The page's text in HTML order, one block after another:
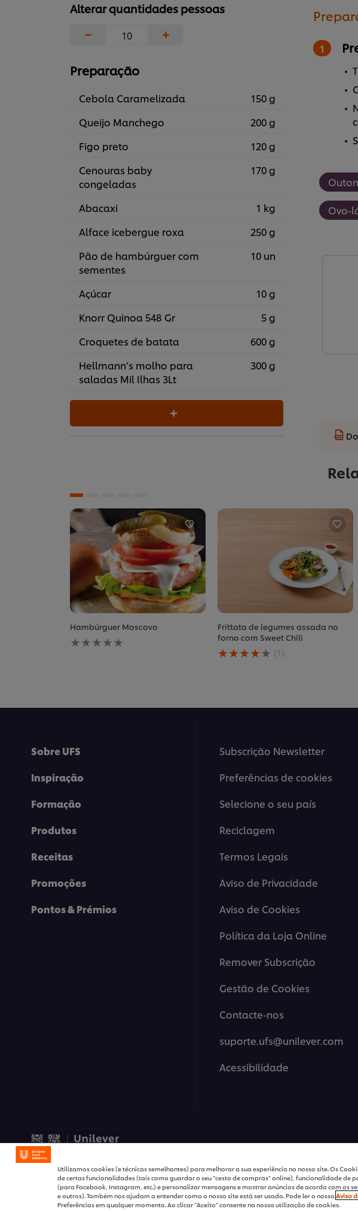
Alterar quantidades pessoas
− +
Preparação
Cebola Caramelizada
150 g
Queijo Manchego
200 g
Figo preto
120 g
Cenouras baby
congeladas
170 g
Abacaxi
1 kg
Alface icebergue roxa
250 g
Pão de hambúrguer com
sementes
10 un
Açúcar
10 g
Knorr Quinoa 548 Gr
5 g
Croquetes de batata
600 g
Hellmann’s molho para
saladas Mil Ilhas 3Lt
300 g
Ovo-
Hambúrguer Moscovo
Nenhuma
avaliação
Frittata de legumes assada no
forno com Sweet Chili
A
classificação
forno
com
Chili
4.0
de
de
classificações.
(1)
Sobre UFS
Inspiração
Formação
Produtos
Receitas
Promoções
Pontos & Prémios
Subscrição Newsletter
Preferências de cookies
Selecione o seu país
Reciclagem
Termos Legais
Aviso de Privacidade
Aviso de Cookies
Política da Loja Online
Remover Subscrição
Gestão de Cookies
Contacte-nos
suporte.ufs@unilever.com
Acessibilidade
Utilizamos cookies (e técnicas semelhantes) para melhorar a sua experiência no nosso site. Os
de certas funcionalidades (tais como guardar o seu “cesto de compras” online), funcionalidade de
(para Facebook, Instagram, etc.) e personalizar mensagens e mostrar anúncios de acordo com os
e outros). Também nos ajudam a entender como o nosso site está ser usado. Pode ler o nosso Aviso
Preferências em qualquer momento. Ao clicar “Aceito” consente na nossa utilização de cookies.